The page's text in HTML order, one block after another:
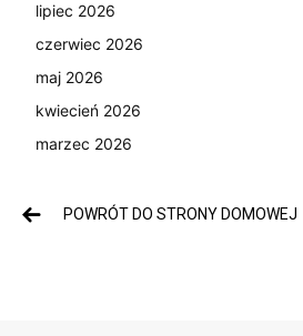
lipiec 2026
czerwiec 2026
maj 2026
kwiecień 2026
marzec 2026
POWRÓT DO STRONY DOMOWEJ